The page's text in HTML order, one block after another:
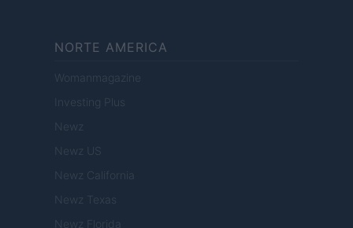
NORTE AMERICA
Womanmagazine
Investing Plus
Newz
Newz US
Newz California
Newz Texas
Newz Florida